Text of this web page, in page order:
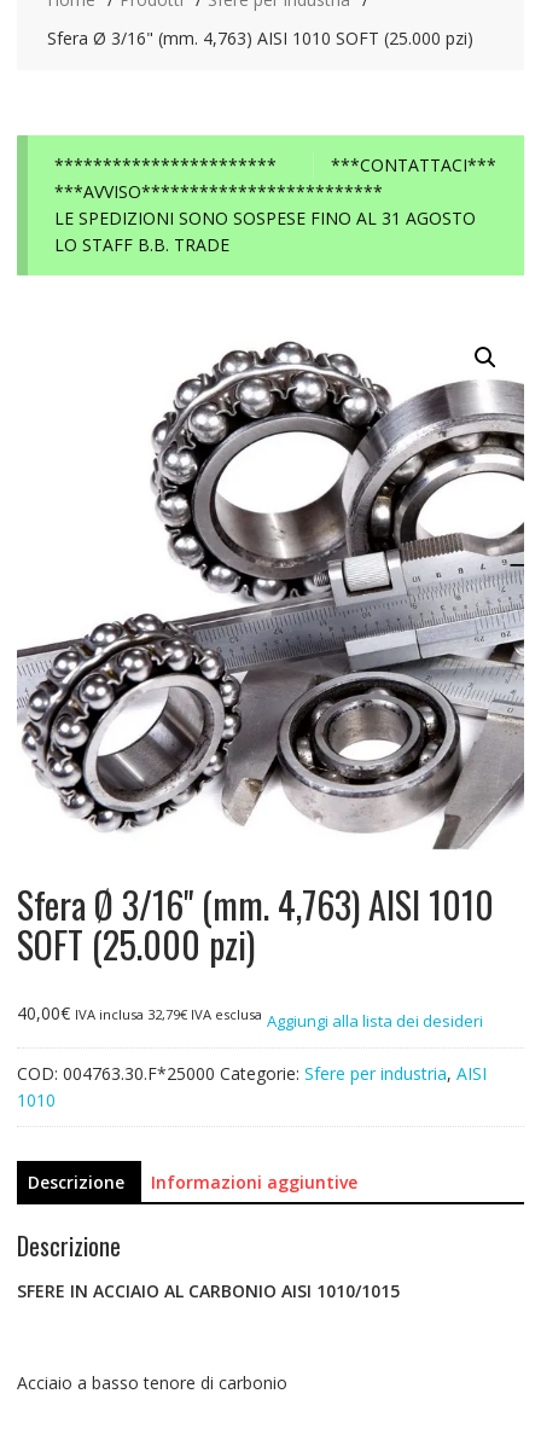
Sfera Ø 3/16" (mm. 4,763) AISI 1010 SOFT (25.000 pzi)
***CONTATTACI***
***********************
***AVVISO*************************
LE SPEDIZIONI SONO SOSPESE FINO AL 31 AGOSTO
LO STAFF B.B. TRADE
Sfera Ø 3/16" (mm. 4,763) AISI 1010
SOFT (25.000 pzi)
40,00€ IVA inclusa 32,79€IVA esclusa Aggiungi alla lista dei desideri
COD: 004763.30.F*25000 Categorie: Sfere per industria, AISI
1010
Descrizione Informazioni aggiuntive
Descrizione
SFERE IN ACCIAIO AL CARBONIO AISI 1010/1015
Acciaio a basso tenore di carbonio